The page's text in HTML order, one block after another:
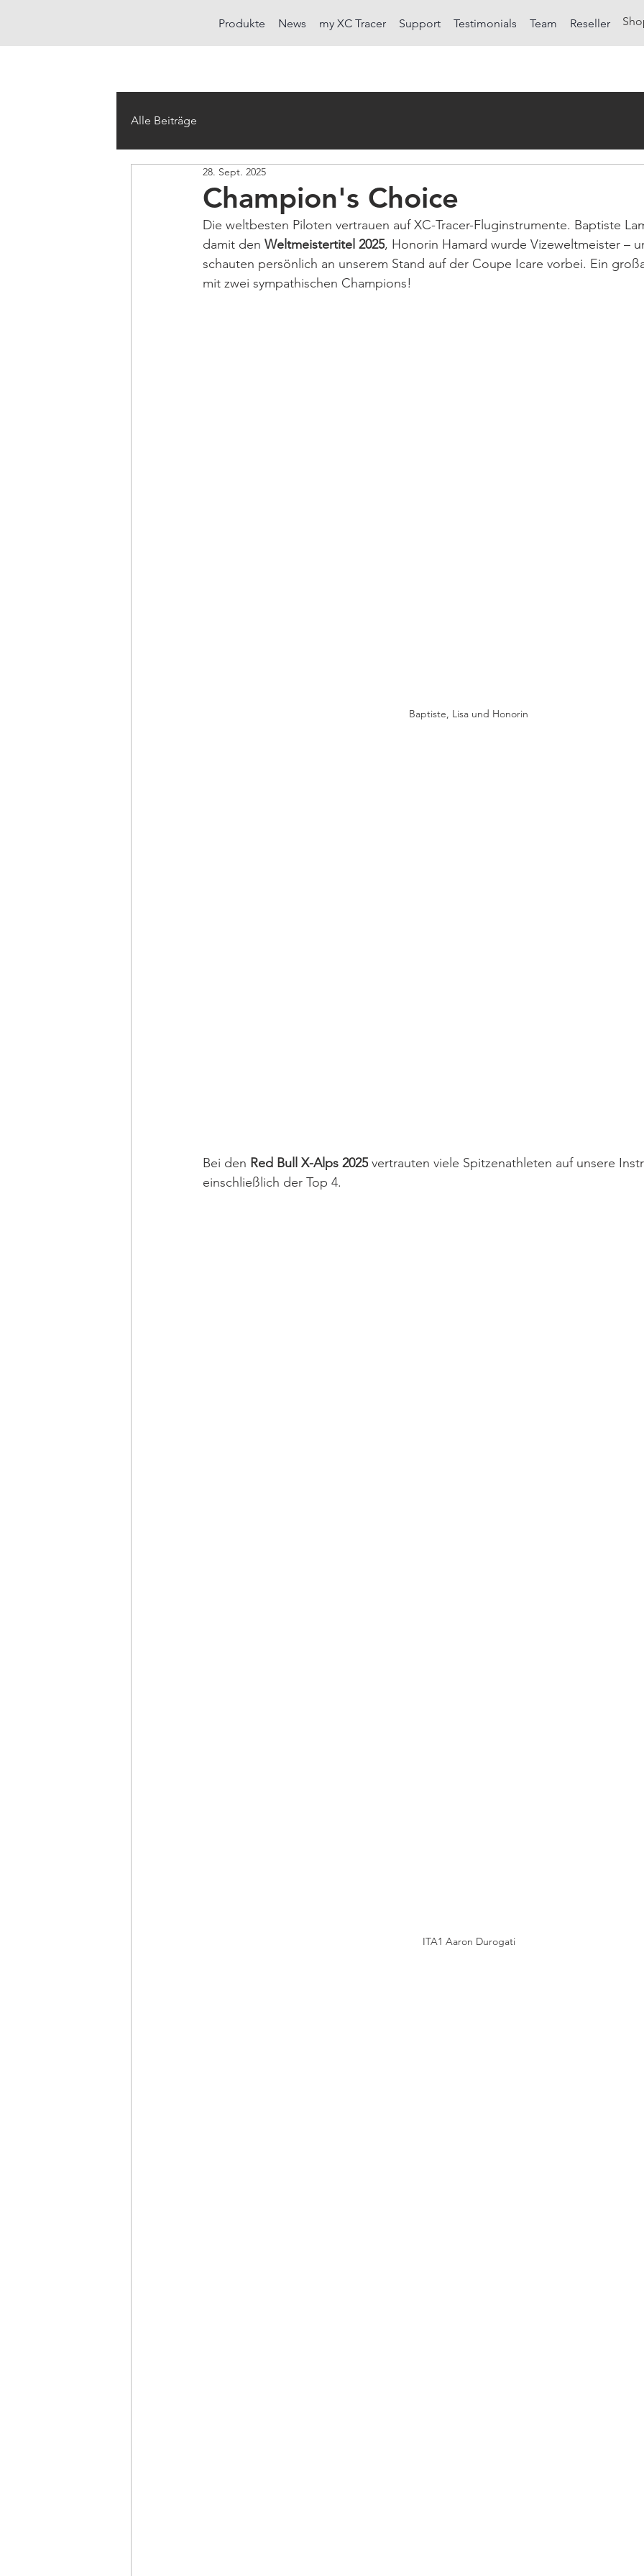
Produkte News my XC Tracer Support Testimonials Team Reseller
Alle Beiträge
Champion's Choice
28. Sept. 2025
Die weltbesten Piloten vertrauen auf XC-Tracer-Fluginstrumente. Baptiste
damit den Weltmeistertitel 2025, Honorin Hamard wurde Vizeweltmeister –
schauten persönlich an unserem Stand auf der Coupe Icare vorbei. Ein
mit zwei sympathischen Champions!
Baptiste, Lisa und Honorin
Bei den Red Bull X-Alps 2025 vertrauten viele Spitzenathleten auf unsere
einschließlich der Top 4.
ITA1 Aaron Durogati